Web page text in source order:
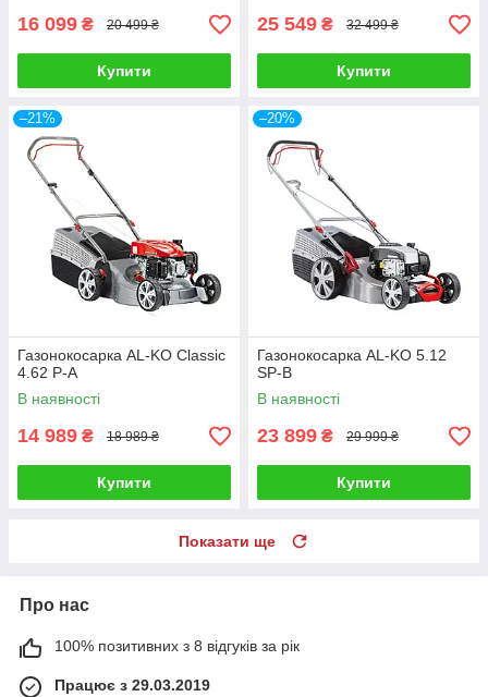
16 099 ₴ 20 499 ₴
Купити
25 549 ₴ 32 499 ₴
Купити
–21%
Газонокосарка AL-KO Classic
4.62 P-A
В наявності
14 989 ₴ 18 989 ₴
Купити
–20%
Газонокосарка AL-KO 5.12
SP-В
В наявності
23 899 ₴ 29 999 ₴
Купити
Показати ще
Про нас
100% позитивних з 8 відгуків за рік
Працює з 29.03.2019